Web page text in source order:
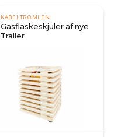
KABELTROMLEN
Gasflaskeskjuler af nye
Traller